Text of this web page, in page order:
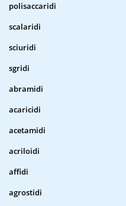
polisaccaridi
scalaridi
sciuridi
sgridi
abramidi
acaricidi
acetamidi
acriloidi
affidi
agrostidi